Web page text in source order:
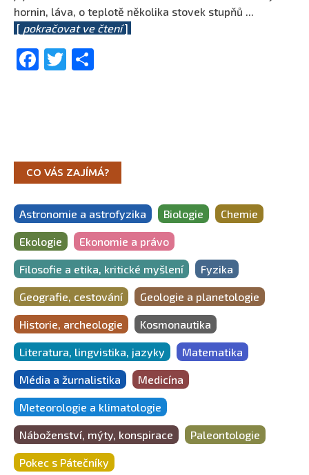
hornin, láva, o teplotě několika stovek stupňů ...
[ pokračovat ve čtení]
Facebook
Twitter
CO VÁS ZAJÍMÁ?
Astronomie a astrofyzika Biologie Chemie
Ekologie Ekonomie a právo
Filosofie a etika, kritické myšlení Fyzika
Geografie, cestování Geologie a planetologie
Historie, archeologie Kosmonautika
Literatura, lingvistika, jazyky Matematika
Média a žurnalistika Medicína
Meteorologie a klimatologie
Náboženství, mýty, konspirace Paleontologie
Pokec s Pátečníky